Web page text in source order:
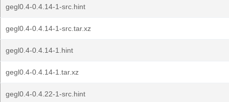
gegl0.4-0.4.14-1-src.hint
gegl0.4-0.4.14-1-src.tar.xz
gegl0.4-0.4.14-1.hint
gegl0.4-0.4.14-1.tar.xz
gegl0.4-0.4.22-1-src.hint